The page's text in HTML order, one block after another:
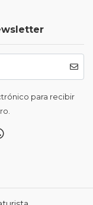
para recibir